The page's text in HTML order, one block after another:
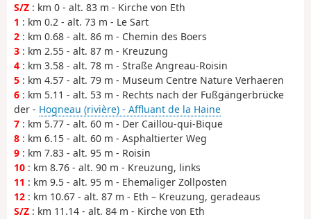
S/Z : km 0 - alt. 83 m - Kirche von Eth
1 : km 0.2 - alt. 73 m - Le Sart
2 : km 0.68 - alt. 86 m - Chemin des Boers
3 : km 2.55 - alt. 87 m - Kreuzung
4 : km 3.58 - alt. 78 m - Straße Angreau-Roisin
5 : km 4.57 - alt. 79 m - Museum Centre Nature Verhaeren
6 : km 5.11 - alt. 53 m - Rechts nach der Fußgängerbrücke
der - Hogneau (rivière) - Affluant de la Haine
7 : km 5.77 - alt. 60 m - Der Caillou-qui-Bique
8 : km 6.15 - alt. 60 m - Asphaltierter Weg
9 : km 7.83 - alt. 95 m - Roisin
10 : km 8.76 - alt. 90 m - Kreuzung, links
11 : km 9.5 - alt. 95 m - Ehemaliger Zollposten
12 : km 10.67 - alt. 87 m - Eth – Kreuzung, geradeaus
S/Z : km 11.14 - alt. 84 m - Kirche von Eth